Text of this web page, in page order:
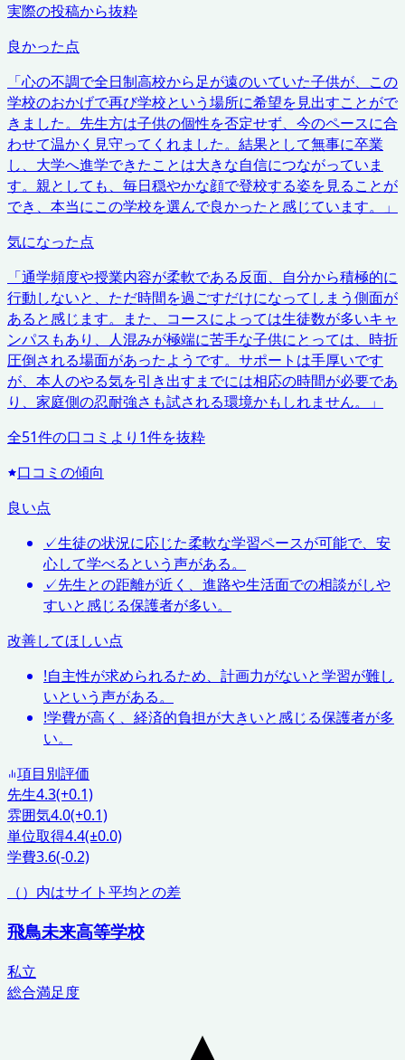
実際の投稿から抜粋
良かった点
「心の不調で全日制高校から足が遠のいていた子供が、この
学校のおかげで再び学校という場所に希望を見出すことがで
きました。先生方は子供の個性を否定せず、今のペースに合
わせて温かく見守ってくれました。結果として無事に卒業
し、大学へ進学できたことは大きな自信につながっていま
す。親としても、毎日穏やかな顔で登校する姿を見ることが
でき、本当にこの学校を選んで良かったと感じています。 」
気になった点
「通学頻度や授業内容が柔軟である反面、自分から積極的に
行動しないと、ただ時間を過ごすだけになってしまう側面が
あると感じます。また、コースによっては生徒数が多いキャ
ンパスもあり、人混みが極端に苦手な子供にとっては、時折
圧倒される場面があったようです。サポートは手厚いです
が、本人のやる気を引き出すまでには相応の時間が必要であ
り、家庭側の忍耐強さも試される環境かもしれません。 」
全51件の口コミより 1件を抜粋
口コミの傾向
良い点
✓生徒の状況に応じた柔軟な学習ペースが可能で、安
心して学べるという声がある。
✓先生との距離が近く、進路や生活面での相談がしや
すいと感じる保護者が多い。
改善してほしい点
!自主性が求められるため、計画力がないと学習が難し
いという声がある。
!学費が高く、経済的負担が大きいと感じる保護者が多
い。
項目別評価
先生4.3(+0.1)
雰囲気4.0(+0.1)
単位取得4.4(±0.0)
学費3.6(-0.2)
（）内はサイト平均との差
飛鳥未来高等学校
私立
総合満足度